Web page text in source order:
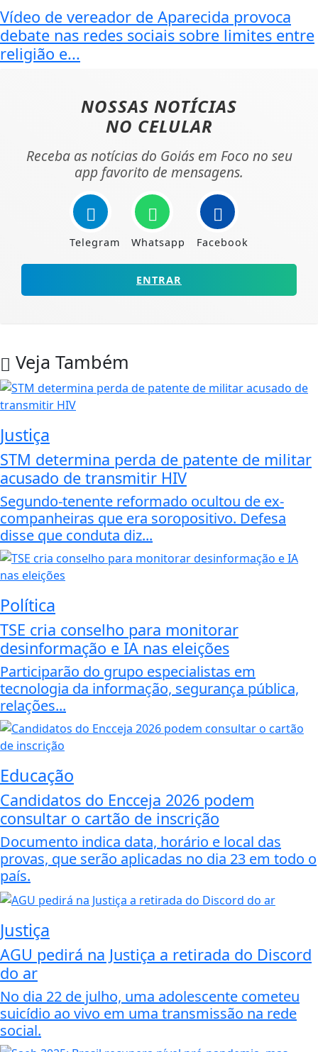
Vídeo de vereador de Aparecida provoca
debate nas redes sociais sobre limites entre
religião e...
NOSSAS NOTÍCIAS
NO CELULAR
Receba as notícias do Goiás em Foco no seu
app favorito de mensagens.
Telegram Whatsapp Facebook
ENTRAR
Veja Também
Justiça
STM determina perda de patente de militar
acusado de transmitir HIV
Segundo-tenente reformado ocultou de ex-
companheiras que era soropositivo. Defesa
disse que conduta diz...
Política
TSE cria conselho para monitorar
desinformação e IA nas eleições
Participarão do grupo especialistas em
tecnologia da informação, segurança pública,
relações...
Educação
Candidatos do Encceja 2026 podem
consultar o cartão de inscrição
Documento indica data, horário e local das
provas, que serão aplicadas no dia 23 em todo o
país.
Justiça
AGU pedirá na Justiça a retirada do Discord
do ar
No dia 22 de julho, uma adolescente cometeu
suicídio ao vivo em uma transmissão na rede
social.